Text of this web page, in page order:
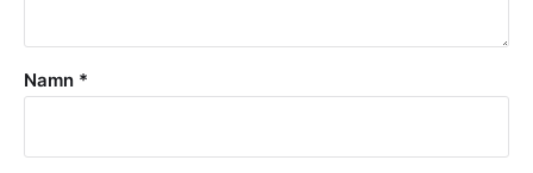
Namn *